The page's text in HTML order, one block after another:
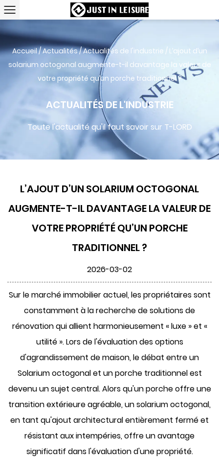
Accueil/Actualités/Actualités de l'industrie / L’ajout d’un
solarium octogonal augmente-t-il davantage la valeur de
votre propriété qu’un porche traditionnel ?
ACTUALITÉS DE L'INDUSTRIE
Toute l'actualité qu'il faut savoir sur T-LORD
L’AJOUT D’UN SOLARIUM OCTOGONAL
AUGMENTE-T-IL DAVANTAGE LA VALEUR DE
VOTRE PROPRIÉTÉ QU’UN PORCHE
TRADITIONNEL ?
2026-03-02
Sur le marché immobilier actuel, les propriétaires sont
constamment à la recherche de solutions de
rénovation qui allient harmonieusement « luxe » et «
utilité ». Lors de l'évaluation des options
d'agrandissement de maison, le débat entre un
Solarium octogonalet un porche traditionnel est
devenu un sujet central. Alors qu'un porche offre une
transition extérieure agréable, un solarium octogonal,
en tant qu'ajout architectural entièrement fermé et
résistant aux intempéries, offre un avantage
significatif dans l'évaluation d'une propriété.